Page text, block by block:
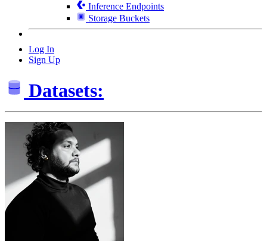
Inference Endpoints
Storage Buckets
Log In
Sign Up
Datasets: